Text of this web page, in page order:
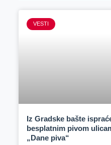
VESTI
Iz Gradske bašte
besplatnim pivom
„Dane piva“